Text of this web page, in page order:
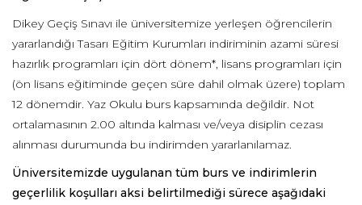
Dikey Geçiş Sınavı ile üniversitemize yerleşen öğrencilerin
yararlandığı Tasarı Eğitim Kurumları indiriminin azami süresi
hazırlık programları için dört dönem*, lisans programları için
(ön lisans eğitiminde geçen süre dahil olmak üzere) toplam
12 dönemdir. Yaz Okulu burs kapsamında değildir. Not
ortalamasının 2.00 altında kalması ve/veya disiplin cezası
alınması durumunda bu indirimden yararlanılamaz.
Üniversitemizde uygulanan tüm burs ve indirimlerin
geçerlilik koşulları aksi belirtilmediği sürece aşağıdaki